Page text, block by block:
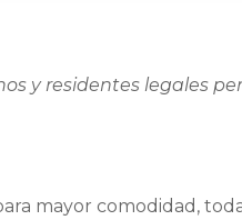
y residentes legales
mayor comodidad,